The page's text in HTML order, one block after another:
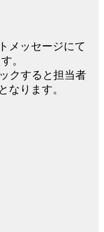
メッセージにて
。
クすると担当者
なります。